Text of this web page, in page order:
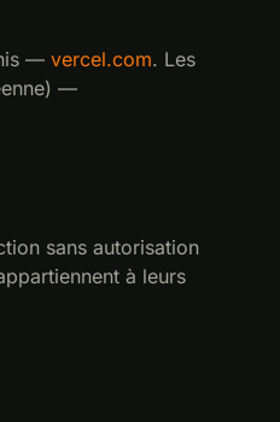
— vercel.com. Les
—
sans autorisation
à leurs